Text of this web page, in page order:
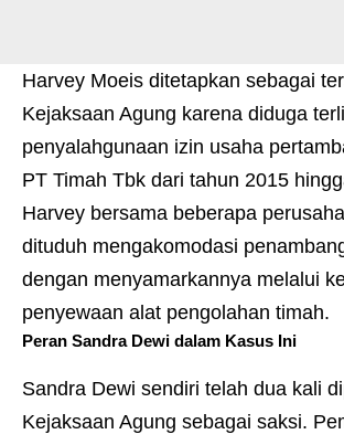
Harvey Moeis ditetapkan sebagai
Kejaksaan Agung karena diduga
penyalahgunaan izin usaha
PT Timah Tbk dari tahun 2015
Harvey bersama beberapa
dituduh mengakomodasi
dengan menyamarkannya melalui
penyewaan alat pengolahan timah.
Peran Sandra Dewi dalam Kasus Ini
Sandra Dewi sendiri telah dua kali
Kejaksaan Agung sebagai saksi.